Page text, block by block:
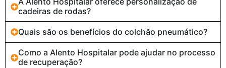
cadeiras de rodas?
Quais são os benefícios do colchão pneumático?
Como a Alento Hospitalar pode ajudar no processo
de recuperação?